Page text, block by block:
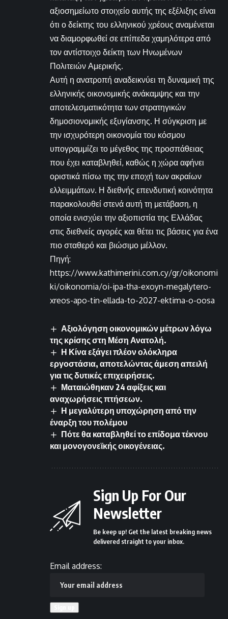
αξιοσημείωτο στοιχείο αυτής της εξέλιξης είναι
ότι ο δείκτης του ελληνικού χρέους αναμένεται
να διαμορφωθεί σε επίπεδα χαμηλότερα από
τον αντίστοιχο δείκτη των Ηνωμένων
Πολιτειών Αμερικής.
Αυτή η ανατροπή αναδεικνύει τη δυναμική της
ελληνικής οικονομικής ανάκαμψης και την
αποτελεσματικότητα των στρατηγικών
δημοσιονομικής εξυγίανσης. Η σύγκριση με
την ισχυρότερη οικονομία του κόσμου
υπογραμμίζει το μέγεθος της προσπάθειας
που έχει καταβληθεί, καθώς η χώρα αφήνει
οριστικά πίσω της την εποχή των ακραίων
ελλειμμάτων. Η διεθνής επενδυτική κοινότητα
παρακολουθεί στενά αυτή τη μετάβαση, η
οποία ενισχύει την αξιοπιστία της Ελλάδας
στις διεθνείς αγορές και θέτει τις βάσεις για ένα
πιο σταθερό και βιώσιμο μέλλον.
Πηγή:
https://www.kathimerini.com.cy/gr/oikonomi
ki/oikonomia/oi-ipa-tha-exoyn-megalytero-
xreos-apo-tin-ellada-to-2027-ektima-o-oosa
Αξιολόγηση οικονομικών μέτρων λόγω
της κρίσης στη Μέση Ανατολή.
Η Κίνα εξάγει πλέον ολόκληρα
εργοστάσια, αποτελώντας άμεση απειλή
για τις δυτικές επιχειρήσεις.
Ματαιώθηκαν 24 αφίξεις και
αναχωρήσεις πτήσεων.
Η μεγαλύτερη υποχώρηση από την
έναρξη του πολέμου
Πότε θα καταβληθεί το επίδομα τέκνου
και μονογονεϊκής οικογένειας.
Sign Up For Our
Newsletter
Be keep up! Get the latest breaking news
delivered straight to your inbox.
Email address: